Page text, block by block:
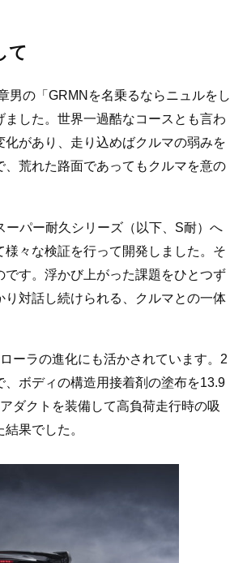
て
男の「GRMNを名乗るならニュルをし
した。世界一過酷なコースとも言わ
があり、走り込めばクルマの弱みを
荒れた路面であってもクルマを意の
パー耐久シリーズ（以下、S耐）へ
々な検証を行って開発しました。そ
す。浮かび上がった課題をひとつず
対話し続けられる、クルマとの一体
ーラの進化にも活かされています。2
ボディの構造用接着剤の塗布を13.9
ダクトを装備して高負荷走行時の吸
果でした。